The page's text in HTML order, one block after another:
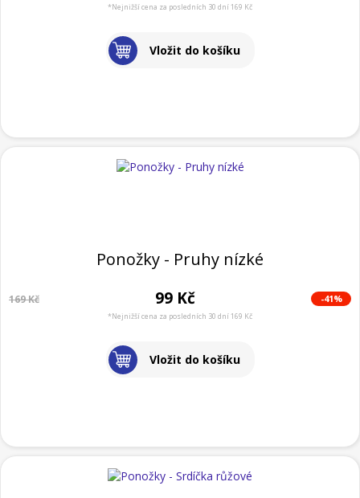
*Nejnižší cena za posledních 30 dní 169 Kč
Vložit do košíku
Ponožky - Pruhy nízké
169 Kč 99 Kč -41%
*Nejnižší cena za posledních 30 dní 169 Kč
Vložit do košíku